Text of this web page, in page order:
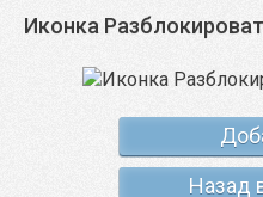
Иконка
Назад